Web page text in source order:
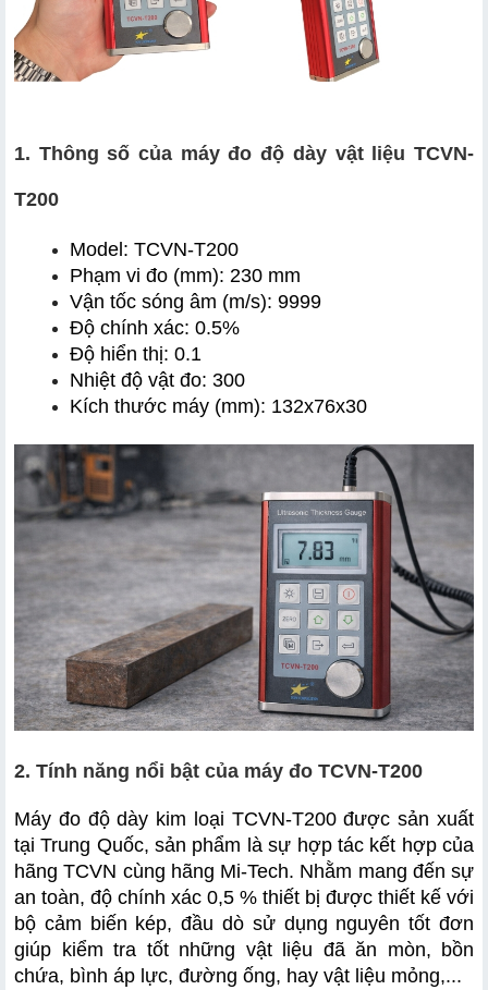
1. Thông số của máy đo độ dày vật liệu TCVN-
T200
Model: TCVN-T200
Phạm vi đo (mm): 230 mm
Vận tốc sóng âm (m/s): 9999
Độ chính xác: 0.5%
Độ hiển thị: 0.1
Nhiệt độ vật đo: 300
Kích thước máy (mm): 132x76x30
​​​​​​​2. Tính năng nổi bật của máy đo TCVN-T200
Máy đo độ dày kim loại TCVN-T200 được sản xuất
tại Trung Quốc, sản phẩm là sự hợp tác kết hợp của
hãng TCVN cùng hãng Mi-Tech. Nhằm mang đến sự
an toàn, độ chính xác 0,5 % thiết bị được thiết kế với
bộ cảm biến kép, đầu dò sử dụng nguyên tốt đơn
giúp kiểm tra tốt những vật liệu đã ăn mòn, bồn
chứa, bình áp lực, đường ống, hay vật liệu mỏng,...